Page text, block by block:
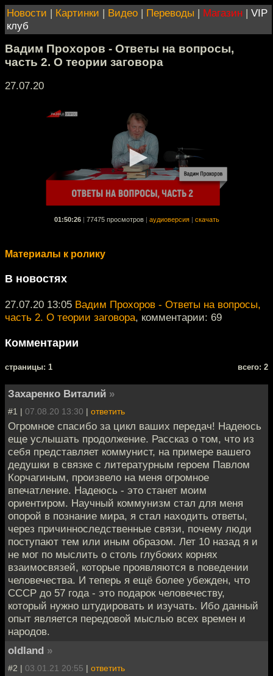
Новости | Картинки | Видео | Переводы | Магазин | VIP
клуб
Вадим Прохоров - Ответы на вопросы,
часть 2. О теории заговора
27.07.20
01:50:26 77475 просмотров аудиоверсия скачать
Материалы к ролику
В новостях
27.07.20 13:05 Вадим Прохоров - Ответы на вопросы,
часть 2. О теории заговора, комментарии: 69
Комментарии
cтраницы: 1 всего: 2
Захаренко Виталий »
#1 | 07.08.20 13:30 | ответить
Огромное спасибо за цикл ваших передач! Надеюсь
еще услышать продолжение. Рассказ о том, что из
себя представляет коммунист, на примере вашего
дедушки в связке с литературным героем Павлом
Корчагиным, произвело на меня огромное
впечатление. Надеюсь - это станет моим
ориентиром. Научный коммунизм стал для меня
опорой в познание мира, я стал находить ответы,
через причинноследственные связи, почему люди
поступают тем или иным образом. Лет 10 назад я и
не мог по мыслить о столь глубоких корнях
взаимосвязей, которые проявляются в поведении
человечества. И теперь я ещё более убежден, что
СССР до 57 года - это подарок человечеству,
который нужно штудировать и изучать. Ибо данный
опыт является передовой мыслью всех времен и
народов.
oldland »
#2 | 03.01.21 20:55 | ответить